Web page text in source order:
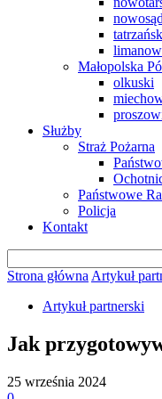
Małopolska
olkuski
Służby
Straż Pożarna
Państwowe
Policja
Kontakt
Strona główna Artykuł
Artykuł partnerski
Jak
25 września 2024